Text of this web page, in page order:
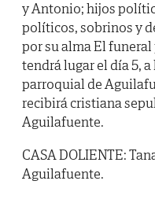
y Antonio; hijos
políticos, sobrinos y
por su alma El
tendrá lugar el día 5,
parroquial de
recibirá cristiana
Aguilafuente.
CASA DOLIENTE:
Aguilafuente.